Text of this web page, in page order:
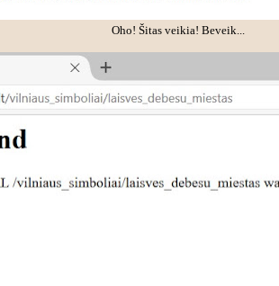
Oho! Šitas veikia! Beveik...